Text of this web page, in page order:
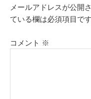
メールアドレスが公開
ている欄は必須項目です
コメント ※